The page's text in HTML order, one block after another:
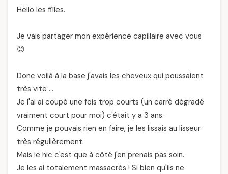
Hello les filles.
Je vais partager mon expérience capillaire avec vous
😊
Donc voilà à la base j'avais les cheveux qui poussaient
très vite …
Je l'ai ai coupé une fois trop courts (un carré dégradé
vraiment court pour moi) c'était y a 3 ans.
Comme je pouvais rien en faire, je les lissais au lisseur
très régulièrement.
Mais le hic c'est que à côté j'en prenais pas soin.
Je les ai totalement massacrés ! Si bien qu'ils ne